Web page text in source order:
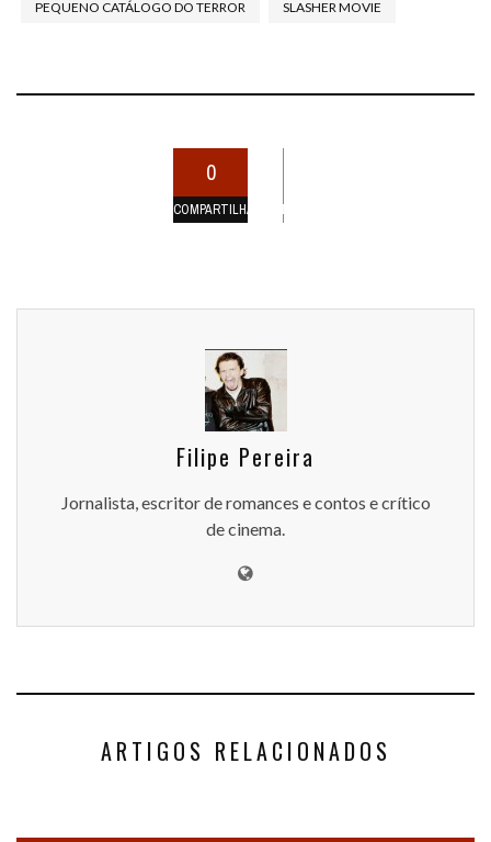
PEQUENO CATÁLOGO DO TERROR SLASHER MOVIE
0
COMPARTILHAMENTOS
Filipe Pereira
Jornalista, escritor de romances e contos e crítico
de cinema.
ARTIGOS RELACIONADOS